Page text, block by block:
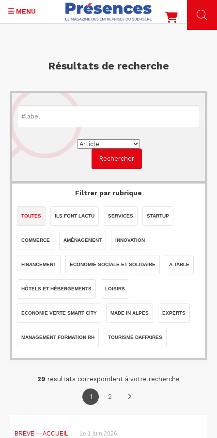
MENU
Résultats de recherche
Filtrer par rubrique
TOUTES ILS FONT LACTU SERVICES STARTUP
COMMERCE AMÉNAGEMENT INNOVATION
FINANCEMENT ECONOMIE SOCIALE ET SOLIDAIRE A TABLE
HÔTELS ET HÉBERGEMENTS LOISIRS
ECONOMIE VERTE SMART CITY MADE IN ALPES EXPERTS
MANAGEMENT FORMATION RH TOURISME DAFFAIRES
29 résultats correspondent à votre recherche
1 2
BRÈVE — ACCUEIL Le 1 juin 2026